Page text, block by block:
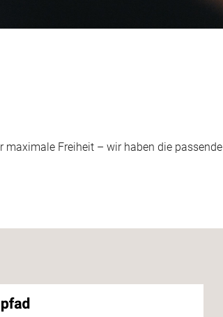
maximale Freiheit – wir haben die passende